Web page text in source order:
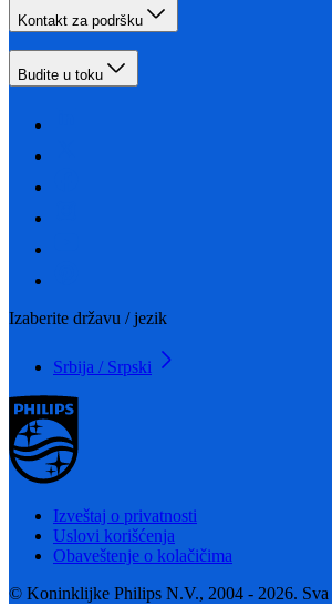
Kontakt za podršku
Budite u toku
Izaberite državu / jezik
Srbija / Srpski
Izveštaj o privatnosti
Uslovi korišćenja
Obaveštenje o kolačičima
© Koninklijke Philips N.V., 2004 - 2026. Sva